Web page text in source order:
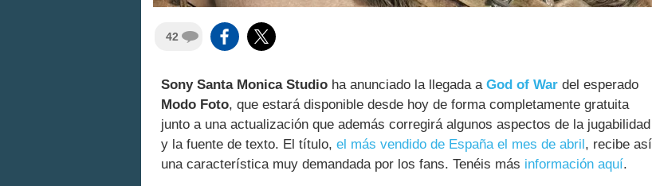
42
Sony Santa Monica Studio ha anunciado la llegada a God of War del esperado
Modo Foto, que estará disponible desde hoy de forma completamente gratuita
junto a una actualización que además corregirá algunos aspectos de la jugabilidad
y la fuente de texto. El título, el más vendido de España el mes de abril , recibe así
una característica muy demandada por los fans. Tenéis más información aquí.